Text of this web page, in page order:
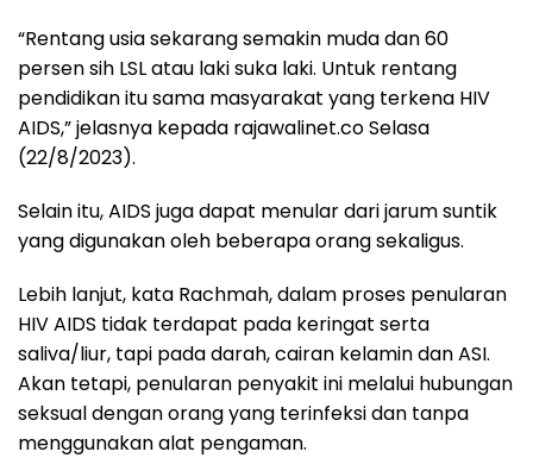
“Rentang usia sekarang semakin muda dan 60
persen sih LSL atau laki suka laki. Untuk rentang
pendidikan itu sama masyarakat yang terkena HIV
AIDS,” jelasnya kepada rajawalinet.co Selasa
(22/8/2023).
Selain itu, AIDS juga dapat menular dari jarum suntik
yang digunakan oleh beberapa orang sekaligus.
Lebih lanjut, kata Rachmah, dalam proses penularan
HIV AIDS tidak terdapat pada keringat serta
saliva/liur, tapi pada darah, cairan kelamin dan ASI.
Akan tetapi, penularan penyakit ini melalui hubungan
seksual dengan orang yang terinfeksi dan tanpa
menggunakan alat pengaman.